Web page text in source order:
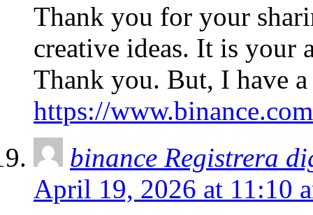
Thank you for your
creative ideas. It is your
Thank you. But, I have
https://
binance Registrera
April 19, 2026 at 11:10